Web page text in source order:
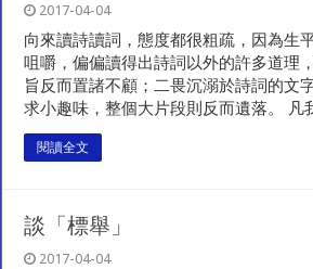
2017-04-04
向來讀詩讀詞，態度都很粗疏，因為生
咀嚼，偏偏讀得出詩詞以外的許多道理
旨反而置諸不顧；二畏沉溺於詩詞的文
求小趣味，整個大片段則反而遺落。 凡
閱讀全文
談「標舉」
2017-04-04